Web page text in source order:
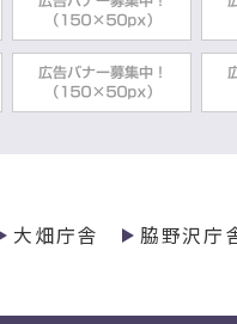
大畑庁舎 脇野沢庁